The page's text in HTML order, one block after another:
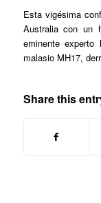
Esta vigésima
Australia con un
eminente
malasio MH17,
Share this